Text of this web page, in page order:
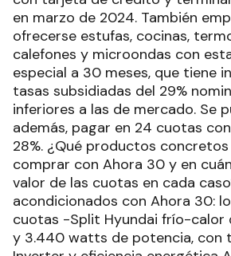
en marzo de 2024. También
ofrecerse estufas, cocinas,
calefones y microondas con
especial a 30 meses, que tiene
tasas subsidiadas del 29%
inferiores a las de mercado. Se
además, pagar en 24 cuotas
28%. ¿Qué productos
comprar con Ahora 30 y en
valor de las cuotas en cada
acondicionados con Ahora 30:
cuotas -Split Hyundai frío-calor
y 3.440 watts de potencia, con